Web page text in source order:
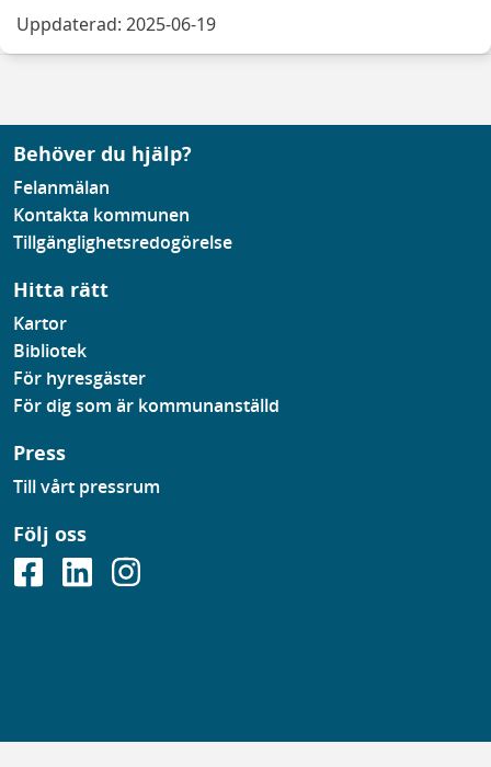
Uppdaterad: 2025-06-19
Behöver du hjälp?
Felanmälan
Kontakta kommunen
Tillgänglighetsredogörelse
Hitta rätt
Kartor
Bibliotek
För hyresgäster
För dig som är kommunanställd
Press
Till vårt pressrum
Följ oss